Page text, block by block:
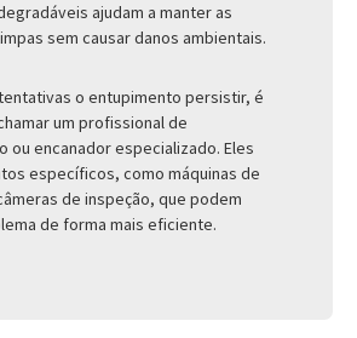
ajudam a manter as
sem causar danos ambientais.
o entupimento persistir, é
um profissional de
ou encanador especializado. Eles
específicos, como máquinas de
de inspeção, que podem
de forma mais eficiente.